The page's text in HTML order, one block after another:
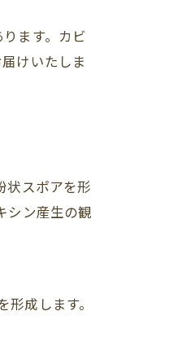
ます。カビ
けいたしま
状スポアを形
シン産生の観
成します。